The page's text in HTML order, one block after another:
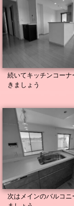
続いてキッチンコーナ
きましょう
次はメインのバルコニ